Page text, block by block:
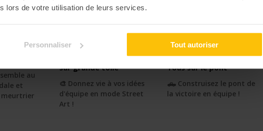
lors de votre utilisation de leurs services.
Personnaliser Tout autoriser
au
et
meurtrier
sur grande toile
4.00
🎨 Donnez vie à vos idées
d'équipe en mode Street
Art !
Golden Bridge :
Tous sur le pont
4.00
🛻 Construisez le pont de
la victoire en équipe !